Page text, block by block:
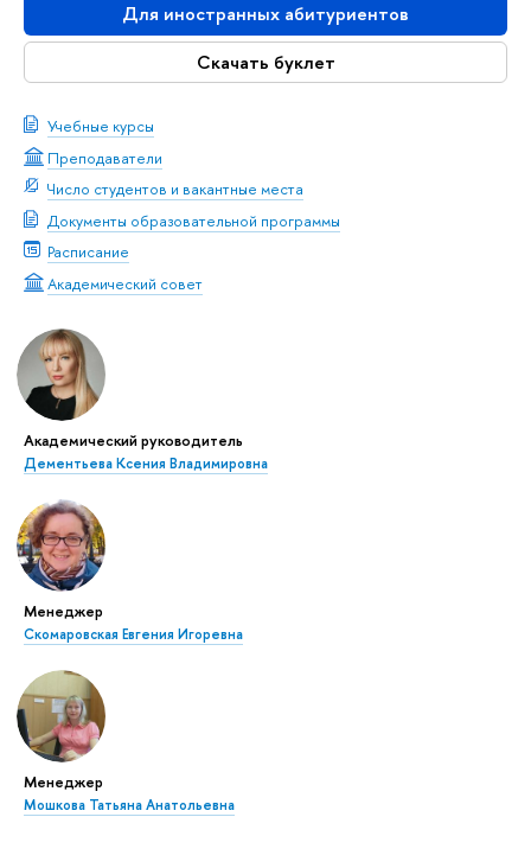
Для иностранных абитуриентов
Скачать буклет
Учебные курсы
Преподаватели
Число студентов и вакантные места
Документы образовательной программы
Расписание
Академический совет
Академический руководитель
Дементьева Ксения Владимировна
Менеджер
Скомаровская Евгения Игоревна
Менеджер
Мошкова Татьяна Анатольевна